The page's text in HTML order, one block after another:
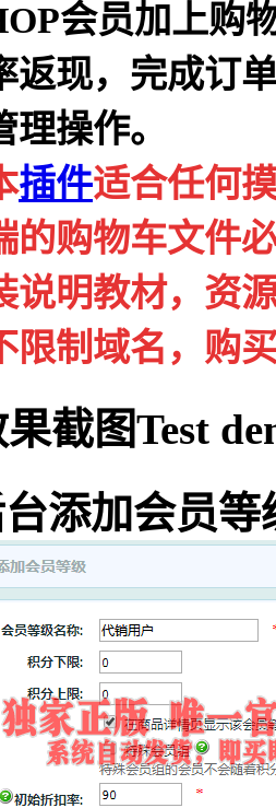
会员加上购
返现，完成订
操作。
插件适合任何
的购物车文件
说明教材，资
限制域名，购
截图Test
台添加会员